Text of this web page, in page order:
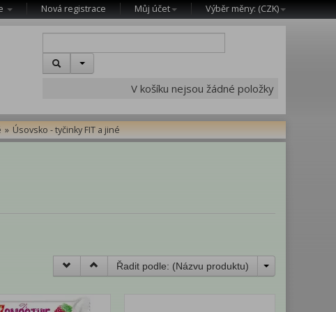
Nová registrace Můj účet Výběr měny: (CZK)
V košíku nejsou žádné položky
» Úsovsko - tyčinky FIT a jiné
Řadit podle: (Názvu produktu)